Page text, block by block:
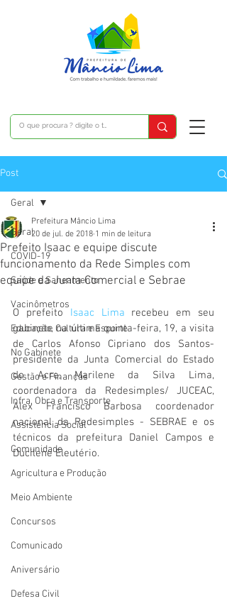
Post
Geral
COVID-19
Saúde e Saneamento
Vacinômetros
Educação, Cultura e Esporte
No Gabinete
Gestão e Finanças
Infra, Obra e Transporte
Assistência Social
Comunidade
Agricultura e Produção
Meio Ambiente
Concursos
Comunicado
Aniversário
Defesa Civil
Geral
Prefeito Isaac e equipe discute
funcionamento da Rede Simples com
equipe da Junta Comercial e Sebrae
Prefeitura Mâncio Lima
20 de jul. de 2018 1 min de leitura
O prefeito Isaac Lima recebeu em seu
gabinete na última quinta-feira, 19, a visita
de Carlos Afonso Cipriano dos Santos-
presidente da Junta Comercial do Estado
do Acre, Marilene da Silva Lima,
coordenadora da Redesimples/ JUCEAC,
Alex Francisco Barbosa coordenador
nacional da Redesimples - SEBRAE e os
técnicos da prefeitura Daniel Campos e
Ducilene Eleutério.